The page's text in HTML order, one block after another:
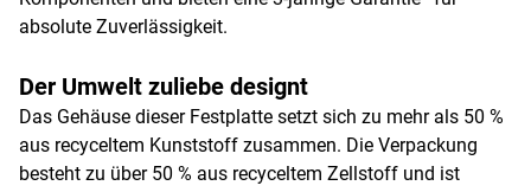
absolute Zuverlässigkeit.
Der Umwelt zuliebe designt
Das Gehäuse dieser Festplatte setzt sich zu mehr als 50 %
aus recyceltem Kunststoff zusammen. Die Verpackung
besteht zu über 50 % aus recyceltem Zellstoff und ist